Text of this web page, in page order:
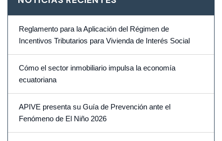
Reglamento para la Aplicación del Régimen de
Incentivos Tributarios para Vivienda de Interés Social
Cómo el sector inmobiliario impulsa la economía
ecuatoriana
APIVE presenta su Guía de Prevención ante el
Fenómeno de El Niño 2026